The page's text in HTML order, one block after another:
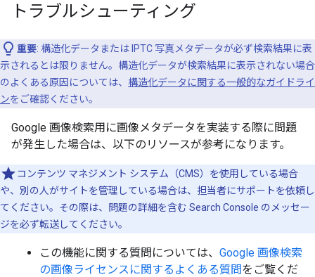
トラブルシューティング
重要: 構造化データまたは IPTC 写真メタデータが必ず検索結果に表
示されるとは限りません。構造化データが検索結果に表示されない場合
のよくある原因については、 構造化データに関する一般的なガイドライ
ンをご確認ください。
Google 画像検索用に画像メタデータを実装する際に問題
が発生した場合は、以下のリソースが参考になります。
コンテンツ マネジメント システム（CMS）を使用している場合
や、別の人がサイトを管理している場合は、担当者にサポートを依頼し
てください。その際は、問題の詳細を含む Search Console のメッセー
ジを必ず転送してください。
この機能に関する質問については、 Google 画像検索
の画像ライセンスに関するよくある質問をご覧くだ